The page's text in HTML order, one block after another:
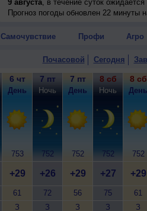
9 августа, в течение суток
+29..31°, ветер северо-западный,
северный, умеренный.
Прогноз погоды обновлен 22 минуты
Самочувствие Профи Агро
Почасовой Сегодня
6 чт
День
753
+29
61
З
7 пт
Ночь
752
+26
72
З
7 пт
День
752
+29
56
З
8 сб
Ночь
752
+27
75
З
8 сб
День
752
+29
61
З